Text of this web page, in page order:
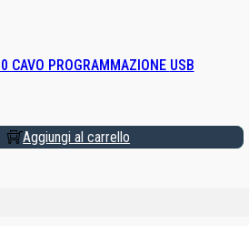
ANYSECU WP-9900 CAVO PROGRAMMAZIONE USB
Aggiungi al carrello